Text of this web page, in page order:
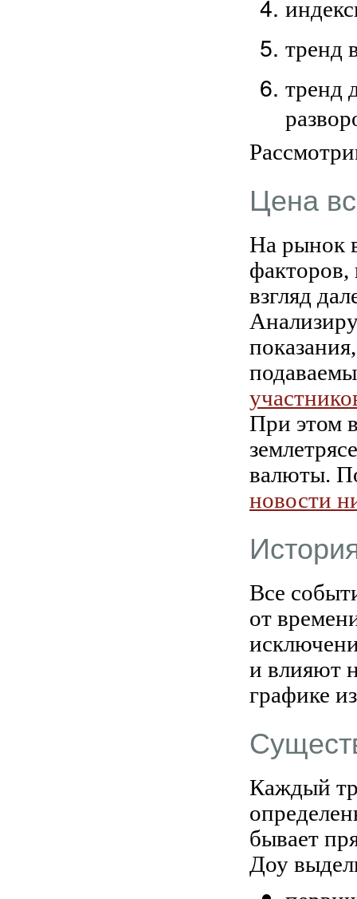
тренд
тренд
Цена
На рынок
взгляд
При этом
валюты.
новости
Все
от
и влияют
графике
Каждый
бывает
Доу